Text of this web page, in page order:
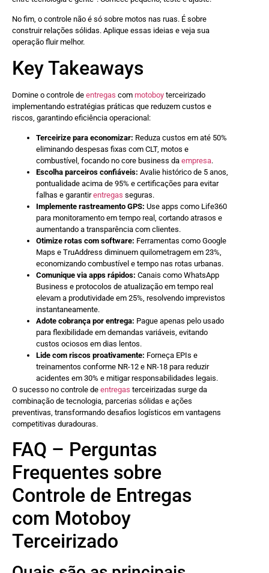
No fim, o controle não é só sobre motos nas ruas. É sobre
construir relações sólidas. Aplique essas ideias e veja sua
operação fluir melhor.
Key Takeaways
Domine o controle de entregas com motoboy terceirizado
implementando estratégias práticas que reduzem custos e
riscos, garantindo eficiência operacional:
Terceirize para economizar: Reduza custos em até 50%
eliminando despesas fixas com CLT, motos e
combustível, focando no core business da empresa.
Escolha parceiros confiáveis: Avalie histórico de 5 anos,
pontualidade acima de 95% e certificações para evitar
falhas e garantirentregas seguras.
Implemente rastreamento GPS: Use apps como Life360
para monitoramento em tempo real, cortando atrasos e
aumentando a transparência com clientes.
Otimize rotas com software: Ferramentas como Google
Maps e TruAddress diminuem quilometragem em 23%,
economizando combustível e tempo nas rotas urbanas.
Comunique via apps rápidos: Canais como WhatsApp
Business e protocolos de atualização em tempo real
elevam a produtividade em 25%, resolvendo imprevistos
instantaneamente.
Adote cobrança por entrega: Pague apenas pelo usado
para flexibilidade em demandas variáveis, evitando
custos ociosos em dias lentos.
Lide com riscos proativamente: Forneça EPIs e
treinamentos conforme NR-12 e NR-18 para reduzir
acidentes em 30% e mitigar responsabilidades legais.
O sucesso no controle de entregas terceirizadas surge da
combinação de tecnologia, parcerias sólidas e ações
preventivas, transformando desafios logísticos em vantagens
competitivas duradouras.
FAQ – Perguntas
Frequentes sobre
Controle de Entregas
com Motoboy
Terceirizado